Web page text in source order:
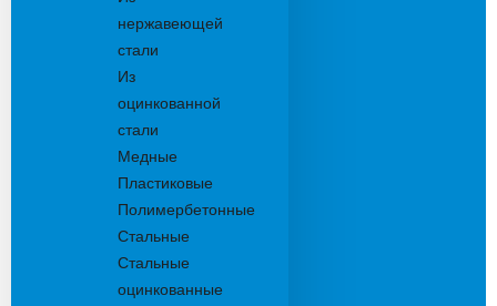
нержавеющей
стали
Из
оцинкованной
стали
Медные
Пластиковые
Полимербетонные
Стальные
Стальные
оцинкованные